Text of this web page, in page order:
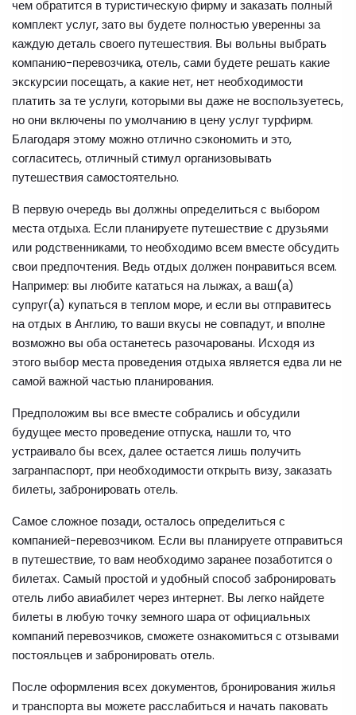
чем обратится в туристическую фирму и заказать полный
комплект услуг, зато вы будете полностью уверенны за
каждую деталь своего путешествия. Вы вольны выбрать
компанию-перевозчика, отель, сами будете решать какие
экскурсии посещать, а какие нет, нет необходимости
платить за те услуги, которыми вы даже не воспользуетесь,
но они включены по умолчанию в цену услуг турфирм.
Благодаря этому можно отлично сэкономить и это,
согласитесь, отличный стимул организовывать
путешествия самостоятельно.
В первую очередь вы должны определиться с выбором
места отдыха. Если планируете путешествие с друзьями
или родственниками, то необходимо всем вместе обсудить
свои предпочтения. Ведь отдых должен понравиться всем.
Например: вы любите кататься на лыжах, а ваш(а)
супруг(а) купаться в теплом море, и если вы отправитесь
на отдых в Англию, то ваши вкусы не совпадут, и вполне
возможно вы оба останетесь разочарованы. Исходя из
этого выбор места проведения отдыха является едва ли не
самой важной частью планирования.
Предположим вы все вместе собрались и обсудили
будущее место проведение отпуска, нашли то, что
устраивало бы всех, далее остается лишь получить
загранпаспорт, при необходимости открыть визу, заказать
билеты, забронировать отель.
Самое сложное позади, осталось определиться с
компанией-перевозчиком. Если вы планируете отправиться
в путешествие, то вам необходимо заранее позаботится о
билетах. Самый простой и удобный способ забронировать
отель либо авиабилет через интернет. Вы легко найдете
билеты в любую точку земного шара от официальных
компаний перевозчиков, сможете ознакомиться с отзывами
постояльцев и забронировать отель.
После оформления всех документов, бронирования жилья
и транспорта вы можете расслабиться и начать паковать